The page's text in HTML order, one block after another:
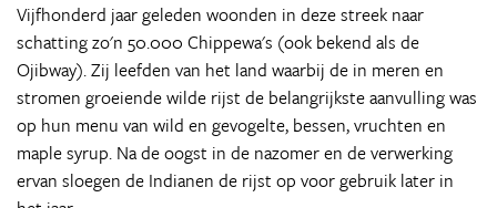
Vijfhonderd jaar geleden woonden in deze streek naar
schatting zo'n 50.000 Chippewa's (ook bekend als de
Ojibway). Zij leefden van het land waarbij de in meren en
stromen groeiende wilde rijst de belangrijkste aanvulling was
op hun menu van wild en gevogelte, bessen, vruchten en
maple syrup. Na de oogst in de nazomer en de verwerking
ervan sloegen de Indianen de rijst op voor gebruik later in